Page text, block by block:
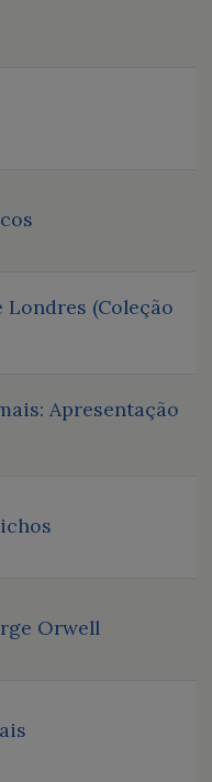
Londres (Coleção
Apresentação
Orwell